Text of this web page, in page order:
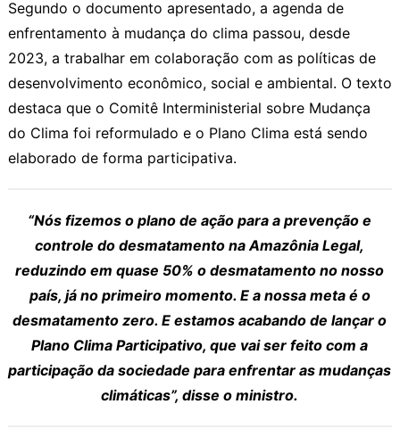
Segundo o documento apresentado, a agenda de
enfrentamento à mudança do clima passou, desde
2023, a traba­lhar em colaboração com as políticas de
desenvolvimento econômico, social e am­biental. O texto
destaca que o Comitê Interministerial sobre Mudança
do Clima foi reformulado e o Plano Clima está sendo
elaborado de forma participativa.
“Nós fizemos o plano de ação para a prevenção e
controle do desmatamento na Amazônia Legal,
reduzindo em quase 50% o desmatamento no nosso
país, já no primeiro momento. E a nossa meta é o
desmatamento zero. E estamos acabando de lançar o
Plano Clima Participativo, que vai ser feito com a
participação da sociedade para enfrentar as mudanças
climáticas”, disse o ministro.